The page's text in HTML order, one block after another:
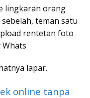
lingkaran orang
teman satu
rentetan foto
lapar.
online tanpa